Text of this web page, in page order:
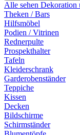
Alle sehen Dekoration
Theken / Bars
Hilfsmöbel
Podien / Vitrinen
Rednerpulte
Prospekthalter
Tafeln
Kleiderschrank
Garderobenständer
Teppiche
Kissen
Decken
Bildschirme
Schirmständer